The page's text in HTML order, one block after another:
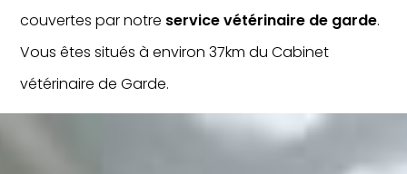
couvertes par notre service vétérinaire de garde.
Vous êtes situés à environ 37km du Cabinet
vétérinaire de Garde.